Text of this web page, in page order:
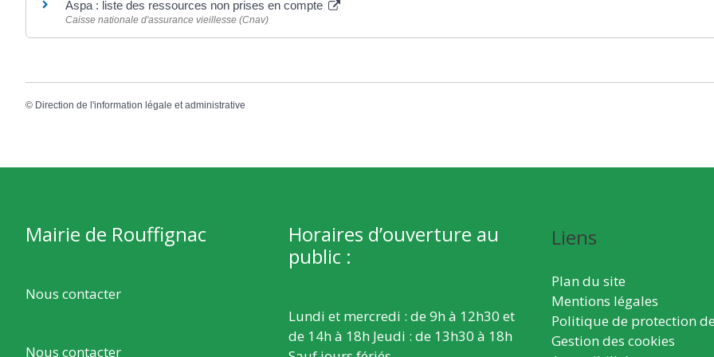
Aspa : liste des ressources non prises en compte
Caisse nationale d'assurance vieillesse (Cnav)
© Direction de l'information légale et administrative
Mairie de Rouffignac
Nous contacter
Nous contacter
Horaires d’ouverture au
public :
Lundi et mercredi : de 9h à 12h30 et
de 14h à 18h Jeudi : de 13h30 à 18h
Liens
Plan du site
Mentions légales
Politique de protection
Gestion des cookies